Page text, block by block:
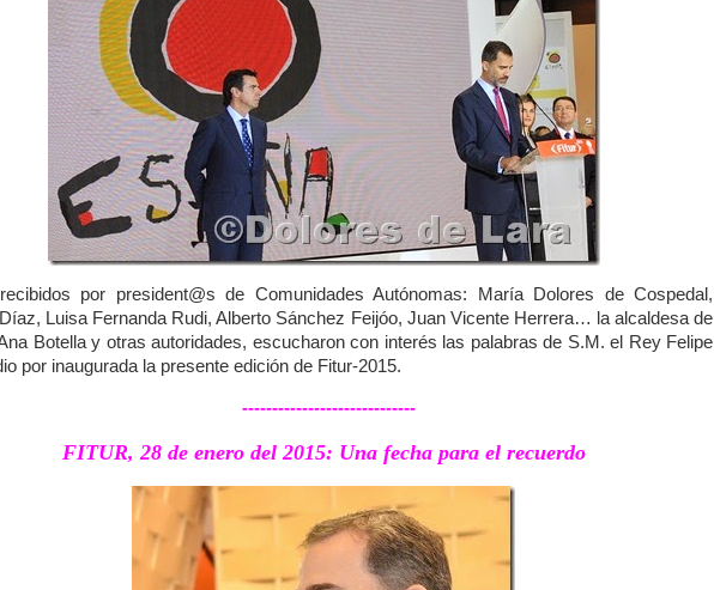
por president@s de Comunidades Autónomas: María Dolores de Cospedal,
Luisa Fernanda Rudi, Alberto Sánchez Feijóo, Juan Vicente Herrera… la alcaldesa de
Botella y otras autoridades, escucharon con interés las palabras de S.M. el Rey Felipe
por inaugurada la presente edición de Fitur-2015.
-----------------------------
FITUR, 28 de enero del 2015: Una fecha para el recuerdo